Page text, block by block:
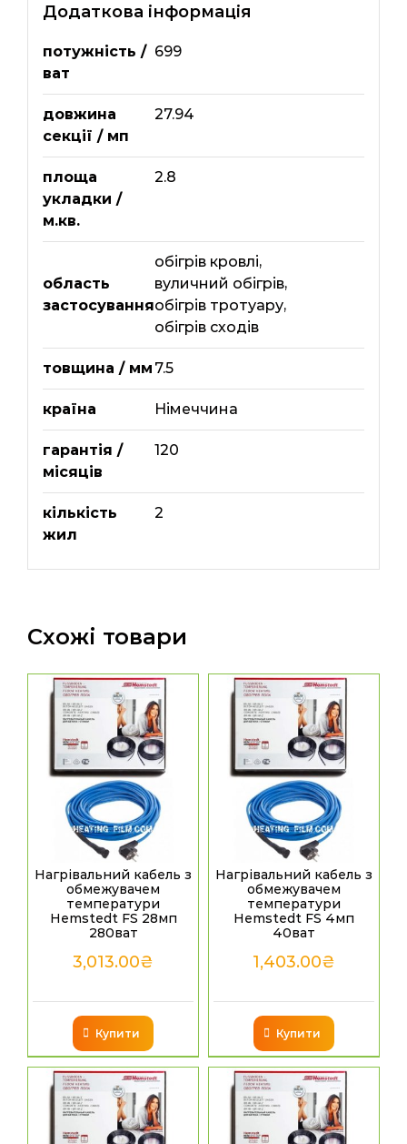
Додаткова інформація
потужність /
ват
699
довжина
секції / мп
27.94
площа
укладки /
м.кв.
2.8
область
застосування
обігрів кровлі,
вуличний обігрів,
обігрів тротуару,
обігрів сходів
товщина / мм 7.5
країна Німеччина
гарантія /
місяців
120
кількість
жил
2
Схожі товари
Нагрівальний кабель з
обмежувачем
температури
Hemstedt FS 28мп
280ват
3,013.00₴
Купити
Нагрівальний кабель з
обмежувачем
температури
Hemstedt FS 4мп
40ват
1,403.00₴
Купити